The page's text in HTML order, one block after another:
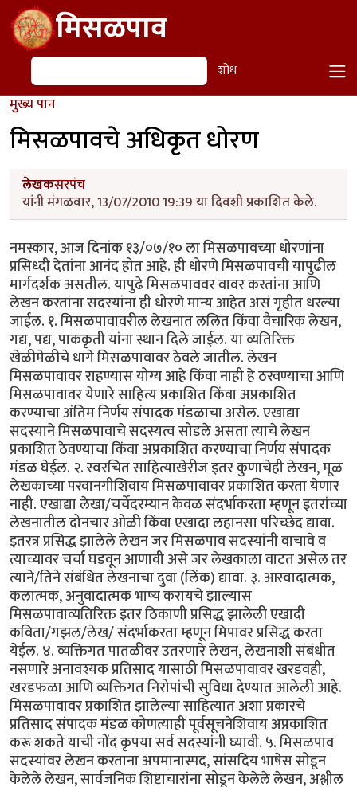
Skip to main contentमिसळपाव
शोध शोध
मुख्य पान
मिसळपावचे अधिकृत धोरण
लेखकसरपंच
यांनी मंगळवार, 13/07/2010 19:39 या दिवशी प्रकाशित केले.
नमस्कार, आज दिनांक १३/०७/१० ला मिसळपावच्या धोरणांना
प्रसिध्दी देतांना आनंद होत आहे. ही धोरणे मिसळपावची यापुढील
मार्गदर्शक असतील. यापुढे मिसळपाववर वावर करतांना आणि
लेखन करतांना सदस्यांना ही धोरणे मान्य आहेत असं गृहीत धरल्या
जाईल. १. मिसळपावावरील लेखनात ललित किंवा वैचारिक लेखन,
गद्य, पद्य, पाककृती यांना स्थान दिले जाईल. या व्यतिरिक्त
खेळीमेळीचे धागे मिसळपावावर ठेवले जातील. लेखन
मिसळपावावर राहण्यास योग्य आहे किंवा नाही हे ठरवण्याचा आणि
मिसळपावावर येणारे साहित्य प्रकाशित किंवा अप्रकाशित
करण्याचा अंतिम निर्णय संपादक मंडळाचा असेल. एखाद्या
सदस्याने मिसळपावाचे सदस्यत्व सोडले असता त्याचे लेखन
प्रकाशित ठेवण्याचा किंवा अप्रकाशित करण्याचा निर्णय संपादक
मंडळ घेईल. २. स्वरचित साहित्याखेरीज इतर कुणाचेही लेखन, मूळ
लेखकाच्या परवानगीशिवाय मिसळपावावर प्रकाशित करता येणार
नाही. एखाद्या लेखा/चर्चेदरम्यान केवळ संदर्भाकरता म्हणून इतरांच्या
लेखनातील दोनचार ओळी किंवा एखादा लहानसा परिच्छेद द्यावा.
इतरत्र प्रसिद्ध झालेले लेखन जर मिसळपाव सदस्यांनी वाचावे व
त्याच्यावर चर्चा घडवून आणावी असे जर लेखकाला वाटत असेल तर
त्याने/तिने संबंधित लेखनाचा दुवा (लिंक) द्यावा. ३. आस्वादात्मक,
कलात्मक, अनुवादात्मक भाष्य करायचे झाल्यास
मिसळपावाव्यतिरिक्त इतर ठिकाणी प्रसिद्ध झालेली एखादी
कविता/गझल/लेख/ संदर्भाकरता म्हणून मिपावर प्रसिद्ध करता
येईल. ४. व्यक्तिगत पातळीवर उतरणारे लेखन, लेखनाशी संबंधीत
नसणारे अनावश्यक प्रतिसाद यासाठी मिसळपावावर खरडवही,
खरडफळा आणि व्यक्तिगत निरोपांची सुविधा देण्यात आलेली आहे.
मिसळपावावर प्रकाशित झालेल्या साहित्यात अशा प्रकारचे
प्रतिसाद संपादक मंडळ कोणत्याही पूर्वसूचनेशिवाय अप्रकाशित
करू शकते याची नोंद कृपया सर्व सदस्यांनी घ्यावी. ५. मिसळपाव
सदस्यांवर लेखन करताना अपमानास्पद, सांसदिय भाषेस सोडून
केलेले लेखन, सार्वजनिक शिष्टाचारांना सोडून केलेले लेखन, अश्लील